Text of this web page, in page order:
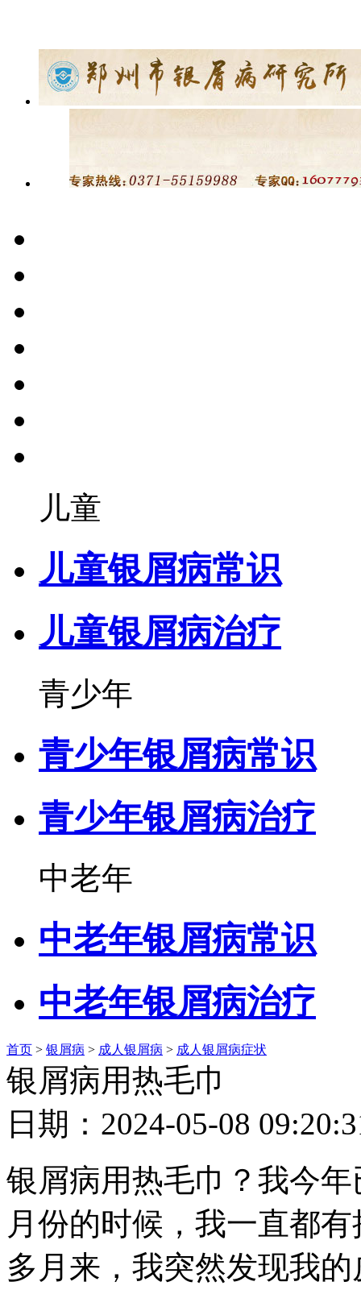
儿童
儿童银屑病常识
儿童银屑病治疗
青少年
青少年银屑病常识
青少年银屑病治疗
中老年
中老年银屑病常识
中老年银屑病治疗
首页 > 银屑病 > 成人银屑病 > 成人银屑病症状
银屑病用热毛巾
日期：2024-05-08
银屑病用热毛巾？我今
月份的时候，我一直都
多月来，我突然发现我